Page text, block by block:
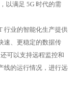
以满足 5G 时代的需
行业的智能化生产提供
速、更稳定的数据传
可以支持远程监控和
线的运行情况，进行远